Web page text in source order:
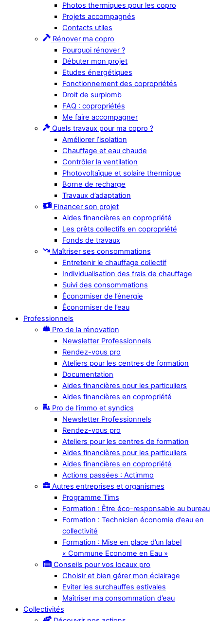
Photos thermiques pour les copro
Projets accompagnés
Contacts utiles
Rénover ma copro
Pourquoi rénover ?
Débuter mon projet
Etudes énergétiques
Fonctionnement des copropriétés
Droit de surplomb
FAQ : copropriétés
Me faire accompagner
Quels travaux pour ma copro ?
Améliorer l’isolation
Chauffage et eau chaude
Contrôler la ventilation
Photovoltaïque et solaire thermique
Borne de recharge
Travaux d’adaptation
Financer son projet
Aides financières en copropriété
Les prêts collectifs en copropriété
Fonds de travaux
Maîtriser ses consommations
Entretenir le chauffage collectif
Individualisation des frais de chauffage
Suivi des consommations
Économiser de l’énergie
Économiser de l’eau
Professionnels
Pro de la rénovation
Newsletter Professionnels
Rendez-vous pro
Ateliers pour les centres de formation
Documentation
Aides financières pour les particuliers
Aides financières en copropriété
Pro de l’immo et syndics
Newsletter Professionnels
Rendez-vous pro
Ateliers pour les centres de formation
Aides financières pour les particuliers
Aides financières en copropriété
Actions passées : Actimmo
Autres entreprises et organismes
Programme Tims
Formation : Être éco-responsable au bureau
Formation : Technicien économie d’eau en
collectivité
Formation : Mise en place d’un label
« Commune Econome en Eau »
Conseils pour vos locaux pro
Choisir et bien gérer mon éclairage
Eviter les surchauffes estivales
Maîtriser ma consommation d’eau
Collectivités